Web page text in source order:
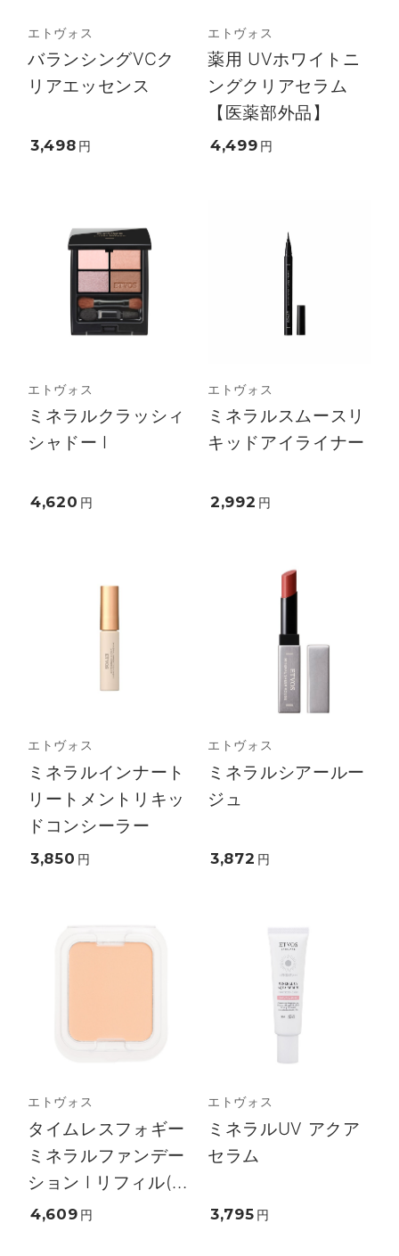
エトヴォス
バランシングVCク
リアエッセンス
3,498 円
エトヴォス
薬用 UVホワイトニ
ングクリアセラム
【医薬部外品】
4,499 円
エトヴォス
ミネラルクラッシィ
シャドー I
4,620 円
エトヴォス
ミネラルスムースリ
キッドアイライナー
2,992 円
エトヴォス
ミネラルインナート
リートメントリキッ
ドコンシーラー
3,850 円
エトヴォス
ミネラルシアールー
ジュ
3,872 円
エトヴォス
タイムレスフォギー
ミネラルファンデー
ション I リフィル(...
4,609 円
エトヴォス
ミネラルUV アクア
セラム
3,795 円